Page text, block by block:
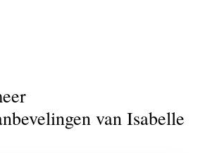
van Isabelle